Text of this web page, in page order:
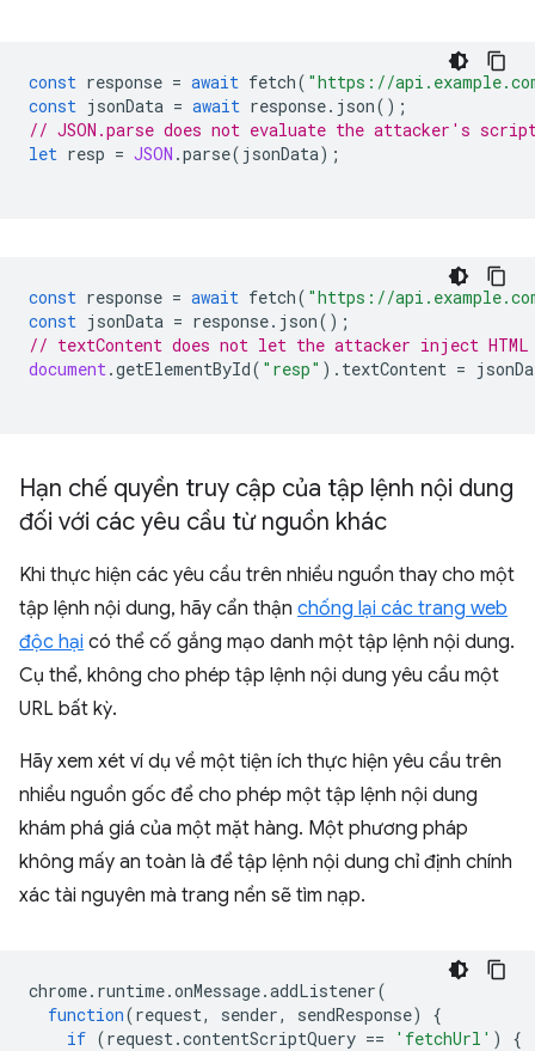
const response = await fetch( "https://
const jsonData = await response. json();
// JSON.parse does not evaluate the attacker's
let resp = JSON .parse( jsonData);
const response = await fetch( "https://
const jsonData = response. json();
// textContent does not let the attacker inject HTML
document.getElementById( "resp" ). textContent =
Hạn chế quyền truy cập của tập lệnh nội dung
đối với các yêu cầu từ nguồn khác
Khi thực hiện các yêu cầu trên nhiều nguồn thay cho một
tập lệnh nội dung, hãy cẩn thận chống lại các trang web
độc hại có thể cố gắng mạo danh một tập lệnh nội dung.
Cụ thể, không cho phép tập lệnh nội dung yêu cầu một
URL bất kỳ.
Hãy xem xét ví dụ về một tiện ích thực hiện yêu cầu trên
nhiều nguồn gốc để cho phép một tập lệnh nội dung
khám phá giá của một mặt hàng. Một phương pháp
không mấy an toàn là để tập lệnh nội dung chỉ định chính
xác tài nguyên mà trang nền sẽ tìm nạp.
chrome. runtime.onMessage.addListener(
function(request, sender, sendResponse)
{
if (request.contentScriptQuery == 'fetchUrl' ) {